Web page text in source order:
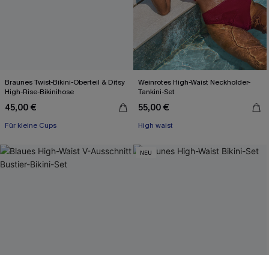
Braunes Twist-Bikini-Oberteil & Ditsy
High-Rise-Bikinihose
45,00 €
Für kleine Cups
Weinrotes High-Waist Neckholder-
Tankini-Set
55,00 €
High waist
NEU